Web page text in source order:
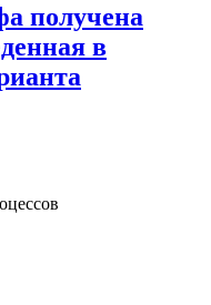
получена
в